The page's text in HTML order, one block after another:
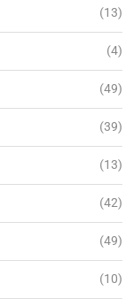
(13)
(4)
(49)
(39)
(13)
(42)
(49)
(10)